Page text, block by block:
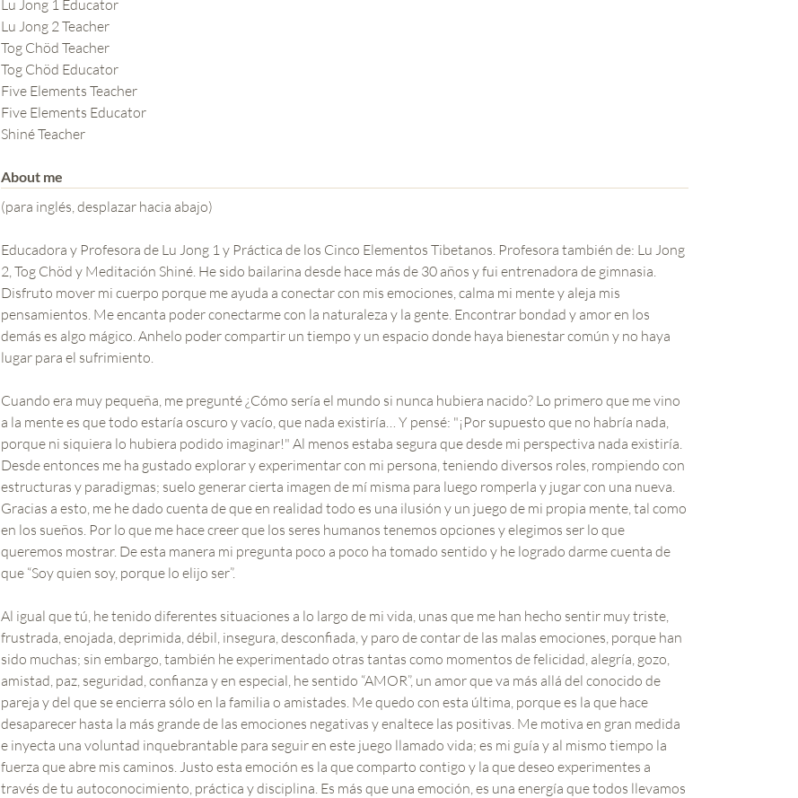
Lu Jong 1 Educator
Lu Jong 2 Teacher
Tog Chöd Teacher
Tog Chöd Educator
Five Elements Teacher
Five Elements Educator
Shiné Teacher
About me
(para inglés, desplazar hacia abajo)
Educadora y Profesora de Lu Jong 1 y Práctica de los Cinco Elementos Tibetanos. Profesora también de: Lu Jong
2, Tog Chöd y Meditación Shiné. He sido bailarina desde hace más de 30 años y fui entrenadora de gimnasia.
Disfruto mover mi cuerpo porque me ayuda a conectar con mis emociones, calma mi mente y aleja mis
pensamientos. Me encanta poder conectarme con la naturaleza y la gente. Encontrar bondad y amor en los
demás es algo mágico. Anhelo poder compartir un tiempo y un espacio donde haya bienestar común y no haya
lugar para el sufrimiento.
Cuando era muy pequeña, me pregunté ¿Cómo sería el mundo si nunca hubiera nacido? Lo primero que me vino
a la mente es que todo estaría oscuro y vacío, que nada existiría… Y pensé: "¡Por supuesto que no habría nada,
porque ni siquiera lo hubiera podido imaginar!" Al menos estaba segura que desde mi perspectiva nada existiría.
Desde entonces me ha gustado explorar y experimentar con mi persona, teniendo diversos roles, rompiendo con
estructuras y paradigmas; suelo generar cierta imagen de mí misma para luego romperla y jugar con una nueva.
Gracias a esto, me he dado cuenta de que en realidad todo es una ilusión y un juego de mi propia mente, tal como
en los sueños. Por lo que me hace creer que los seres humanos tenemos opciones y elegimos ser lo que
queremos mostrar. De esta manera mi pregunta poco a poco ha tomado sentido y he logrado darme cuenta de
que “Soy quien soy, porque lo elijo ser”.
Al igual que tú, he tenido diferentes situaciones a lo largo de mi vida, unas que me han hecho sentir muy triste,
frustrada, enojada, deprimida, débil, insegura, desconfiada, y paro de contar de las malas emociones, porque han
sido muchas; sin embargo, también he experimentado otras tantas como momentos de felicidad, alegría, gozo,
amistad, paz, seguridad, confianza y en especial, he sentido “AMOR”, un amor que va más allá del conocido de
pareja y del que se encierra sólo en la familia o amistades. Me quedo con esta última, porque es la que hace
desaparecer hasta la más grande de las emociones negativas y enaltece las positivas. Me motiva en gran medida
e inyecta una voluntad inquebrantable para seguir en este juego llamado vida; es mi guía y al mismo tiempo la
fuerza que abre mis caminos. Justo esta emoción es la que comparto contigo y la que deseo experimentes a
través de tu autoconocimiento, práctica y disciplina. Es más que una emoción, es una energía que todos llevamos